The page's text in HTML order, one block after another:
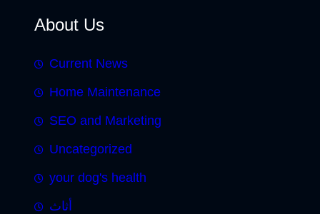
About Us
Current News
Home Maintenance
SEO and Marketing
Uncategorized
your dog's health
أثاث